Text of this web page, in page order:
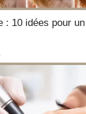
: 10 idées pour